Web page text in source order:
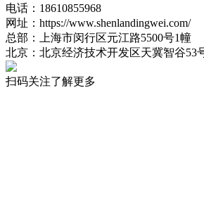
电话：18610855968
网址：https://www.shenlandingwei.com/
总部：上海市闵行区元江路5500号1幢
北京：北京经济技术开发区天冀智谷53
扫码关注了解更多